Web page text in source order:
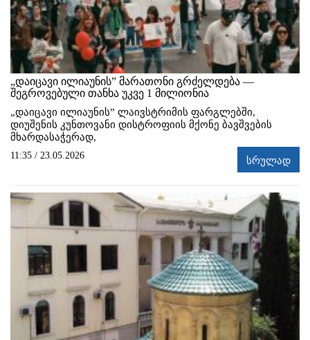
„დაიცავი ილიაუნის” მარათონი გრძელდება —
შეგროვებული თანხა უკვე 1 მილიონია
„დაიცავი ილიაუნის” ლაივსტრიმის ფარგლებში,
დიუშენის კუნთოვანი დისტროფიის მქონე ბავშვების
მხარდასაჭერად,
11:35 / 23.05.2026 სრულად